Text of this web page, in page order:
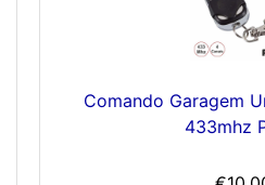
Comando Garagem
433mhz